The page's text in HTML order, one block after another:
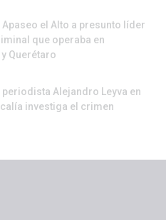
Apaseo el Alto a presunto líder
que operaba en
Querétaro
periodista Alejandro Leyva en
investiga el crimen